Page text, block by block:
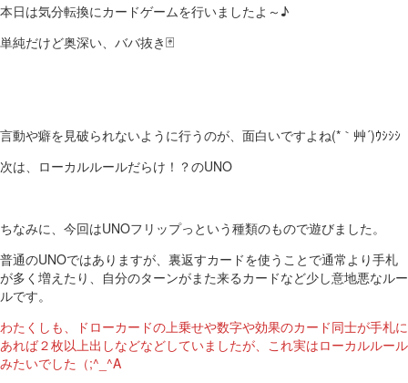
本日は気分転換にカードゲームを行いましたよ～♪
単純だけど奥深い、ババ抜き🃏
言動や癖を見破られないように行うのが、面白いですよね(*｀艸´)ｳｼｼｼ
次は、ローカルルールだらけ！？のUNO
ちなみに、今回はUNOフリップっという種類のもので遊びました。
普通のUNOではありますが、裏返すカードを使うことで通常より手札
が多く増えたり、自分のターンがまた来るカードなど少し意地悪なルー
ルです。
わたくしも、ドローカードの上乗せや数字や効果のカード同士が手札に
あれば２枚以上出しなどなどしていましたが、これ実はローカルルール
みたいでした（;^_^A